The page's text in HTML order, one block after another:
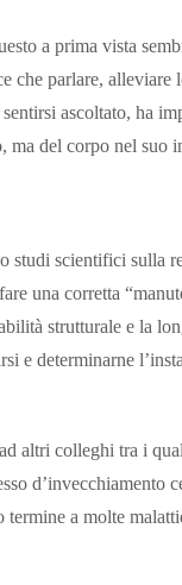
a prima vista
che parlare, alleviare
ascoltato, ha
del corpo nel suo
studi scientifici sulla
una corretta
strutturale e la
e determinarne
altri colleghi tra i
d’invecchiamento
a molte